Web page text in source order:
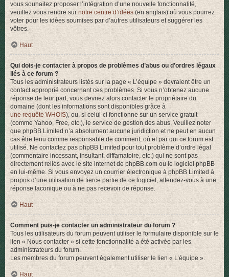
vous souhaitez proposer l’intégration d’une nouvelle fonctionnalité,
veuillez vous rendre sur notre centre d’idées (en anglais) où vous pourrez
voter pour les idées soumises par d’autres utilisateurs et suggérer les
vôtres.
Haut
Qui dois-je contacter à propos de problèmes d’abus ou d’ordres légaux
liés à ce forum ?
Tous les administrateurs listés sur la page « L’équipe » devraient être un
contact approprié concernant ces problèmes. Si vous n’obtenez aucune
réponse de leur part, vous devriez alors contacter le propriétaire du
domaine (dont les informations sont disponibles grâce à
une requête WHOIS), ou, si celui-ci fonctionne sur un service gratuit
(comme Yahoo, Free, etc.), le service de gestion des abus. Veuillez noter
que phpBB Limited n’a absolument aucune juridiction et ne peut en aucun
cas être tenu comme responsable de comment, où et par qui ce forum est
utilisé. Ne contactez pas phpBB Limited pour tout problème d’ordre légal
(commentaire incessant, insultant, diffamatoire, etc.) qui ne sont pas
directement reliés avec le site internet de phpBB.com ou le logiciel phpBB
en lui-même. Si vous envoyez un courrier électronique à phpBB Limited à
propos d’une utilisation de tierce partie de ce logiciel, attendez-vous à une
réponse laconique ou à ne pas recevoir de réponse.
Haut
Comment puis-je contacter un administrateur du forum ?
Tous les utilisateurs du forum peuvent utiliser le formulaire disponible sur le
lien « Nous contacter » si cette fonctionnalité a été activée par les
administrateurs du forum.
Les membres du forum peuvent également utiliser le lien « L’équipe ».
Haut